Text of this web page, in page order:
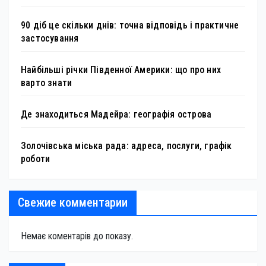
90 діб це скільки днів: точна відповідь і практичне
застосування
Найбільші річки Південної Америки: що про них
варто знати
Де знаходиться Мадейра: географія острова
Золочівська міська рада: адреса, послуги, графік
роботи
Свежие комментарии
Немає коментарів до показу.